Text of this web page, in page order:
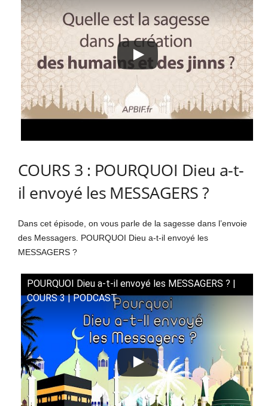
COURS 3 : POURQUOI Dieu a-t-
il envoyé les MESSAGERS ?
Dans cet épisode, on vous parle de la sagesse dans l’envoie
des Messagers. POURQUOI Dieu a-t-il envoyé les
MESSAGERS ?
POURQUOI Dieu a-t-il envoyé les MESSAGERS ? |
COURS 3 | PODCAST